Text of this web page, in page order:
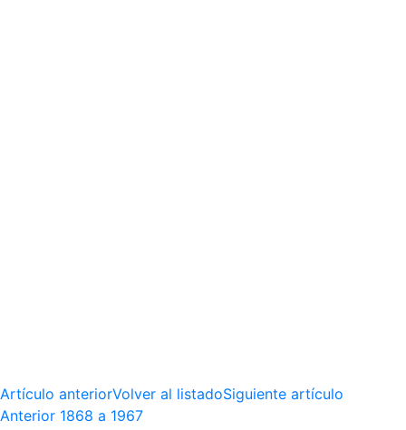
Artículo anteriorVolver al listadoSiguiente artículo
Anterior 1868 a 1967